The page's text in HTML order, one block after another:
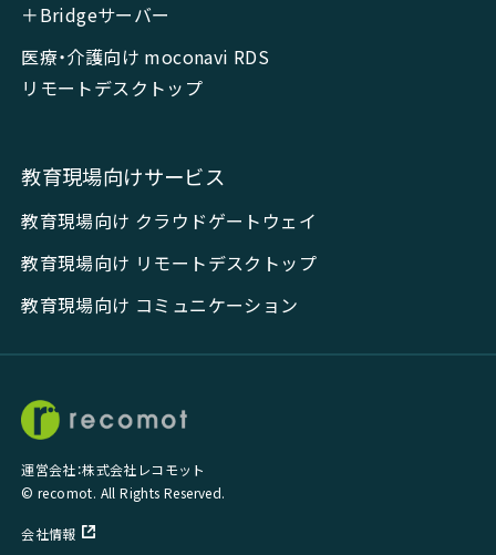
＋Bridgeサーバー
医療・介護向け moconavi RDS
リモートデスクトップ
教育現場向けサービス
教育現場向け クラウドゲートウェイ
教育現場向け リモートデスクトップ
教育現場向け コミュニケーション
運営会社：株式会社レコモット
© recomot. All Rights Reserved.
会社情報